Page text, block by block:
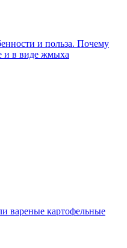
и польза. Почему
и в виде жмыха
вареные картофельные